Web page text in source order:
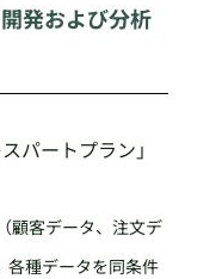
発および分析
パートプラン」
顧客データ、注文デ
各種データを同条件